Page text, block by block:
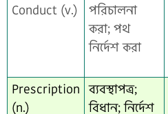
Conduct (v.)
পরিচালনা
করা; পথ
নির্দেশ করা
Prescription
(n.)
ব্যবস্থাপত্র;
বিধান; নির্দেশ